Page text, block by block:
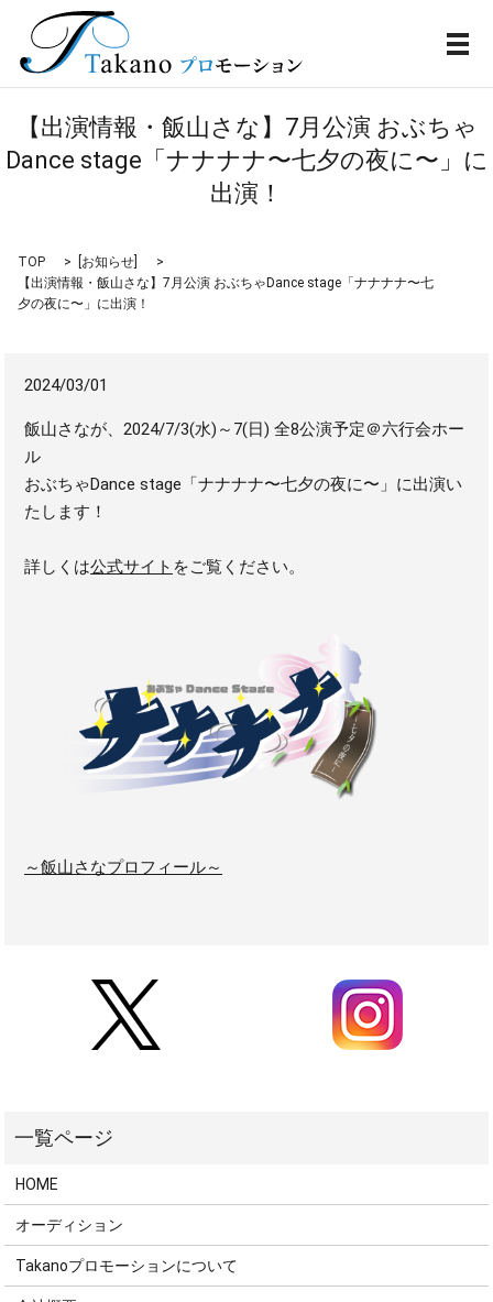
メ
【出演情報・飯山さな】7月公演 おぶちゃ
Dance stage「ナナナナ〜七夕の夜に〜」に
出演！
TOP お知らせ
【出演情報・飯山さな】7月公演 おぶちゃDance stage「ナナナナ〜七
夕の夜に〜」に出演！
2024/03/01
飯山さなが、2024/7/3(水)～7(日) 全8公演予定＠六行会ホー
ル
おぶちゃDance stage「ナナナナ〜七夕の夜に〜」に出演い
たします！
詳しくは公式サイト をご覧ください。
～飯山さなプロフィール～
HOME
オーディション
Takanoプロモーションについて